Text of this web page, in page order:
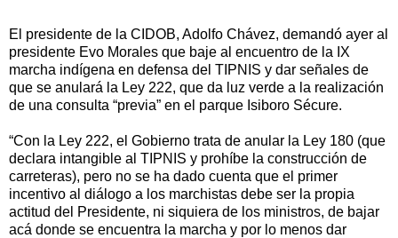
El presidente de la CIDOB, Adolfo Chávez, demandó ayer al
presidente Evo Morales que baje al encuentro de la IX
marcha indígena en defensa del TIPNIS y dar señales de
que se anulará la Ley 222, que da luz verde a la realización
de una consulta “previa” en el parque Isiboro Sécure.
“Con la Ley 222, el Gobierno trata de anular la Ley 180 (que
declara intangible al TIPNIS y prohíbe la construcción de
carreteras), pero no se ha dado cuenta que el primer
incentivo al diálogo a los marchistas debe ser la propia
actitud del Presidente, ni siquiera de los ministros, de bajar
acá donde se encuentra la marcha y por lo menos dar